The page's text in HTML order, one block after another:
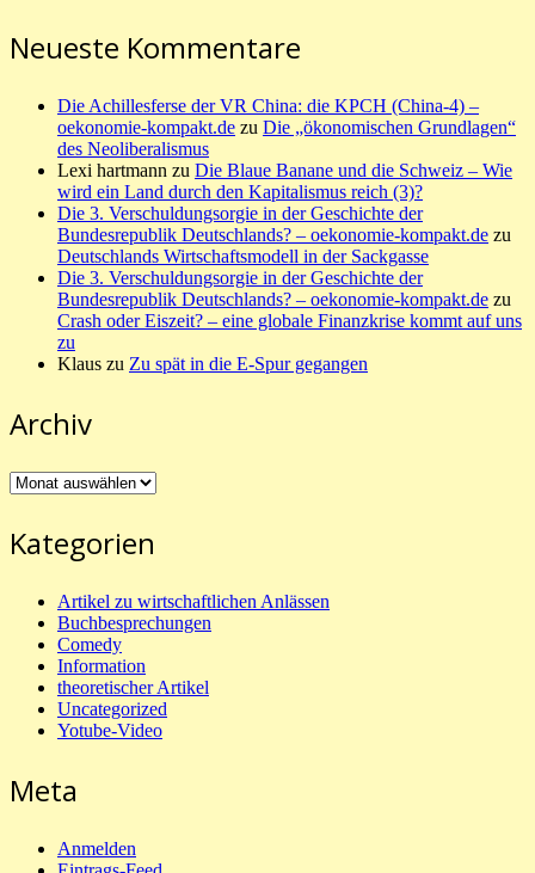
Neueste Kommentare
Die Achillesferse der VR China: die KPCH (China-4) –
oekonomie-kompakt.de zu Die „ökonomischen Grundlagen“
des Neoliberalismus
Lexi hartmann zu Die Blaue Banane und die Schweiz – Wie
wird ein Land durch den Kapitalismus reich (3)?
Die 3. Verschuldungsorgie in der Geschichte der
Bundesrepublik Deutschlands? – oekonomie-kompakt.de zu
Deutschlands Wirtschaftsmodell in der Sackgasse
Die 3. Verschuldungsorgie in der Geschichte der
Bundesrepublik Deutschlands? – oekonomie-kompakt.de zu
Crash oder Eiszeit? – eine globale Finanzkrise kommt auf uns
zu
Klaus zu Zu spät in die E-Spur gegangen
Archiv
Archiv
Kategorien
Artikel zu wirtschaftlichen Anlässen
Buchbesprechungen
Comedy
Information
theoretischer Artikel
Uncategorized
Yotube-Video
Meta
Anmelden